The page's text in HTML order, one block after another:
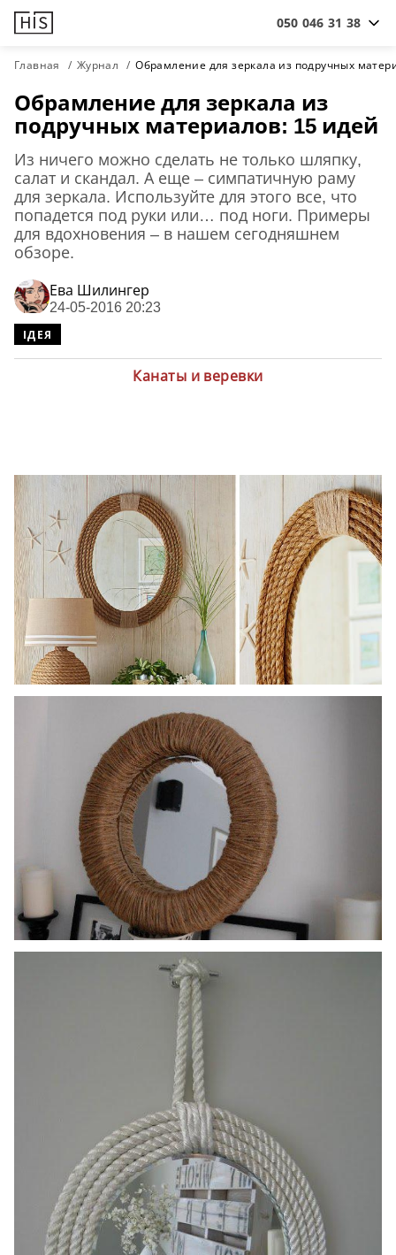
050 046 31 38
Главная Журнал Обрамление для зеркала из подручных
Обрамление для зеркала из
подручных материалов: 15 идей
Из ничего можно сделать не только шляпку,
салат и скандал. А еще – симпатичную раму
для зеркала. Используйте для этого все, что
попадется под руки или… под ноги. Примеры
для вдохновения – в нашем сегодняшнем
обзоре.
Ева Шилингер
24-05-2016 20:23
ІДЕЯ
Канаты и веревки